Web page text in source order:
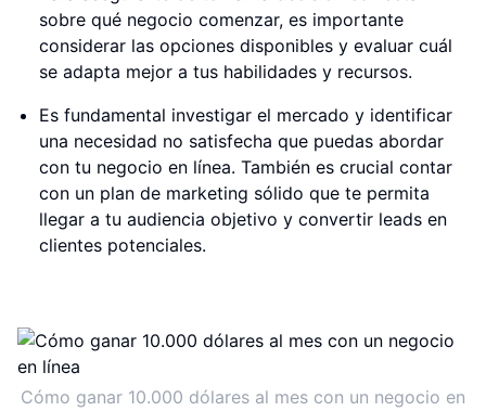
sobre qué negocio comenzar, es importante
considerar las opciones disponibles y evaluar cuál
se adapta mejor a tus habilidades y recursos.
Es fundamental investigar el mercado y identificar
una necesidad no satisfecha que puedas abordar
con tu negocio en línea. También es crucial contar
con un plan de marketing sólido que te permita
llegar a tu audiencia objetivo y convertir leads en
clientes potenciales.
Cómo ganar 10.000 dólares al mes con un negocio en